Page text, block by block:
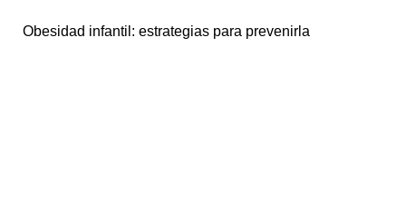
Obesidad infantil: estrategias para prevenirla